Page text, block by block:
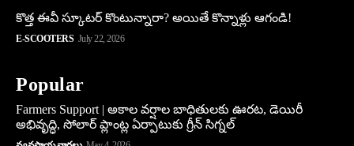
కొత్త ఈవీ స్కూట‌ర్ కొంటున్నారా? అయితే కొన్నాళ్లు ఆగండి!
E-SCOOTERS July 22, 2026
Popular
Farmers Support | అకాల వర్షాల బాధితులకు ఊరట, డెయిరీ
అభివృద్ధి, సోలార్ ప్లాంట్ల ఏర్పాటుకు గ్రీన్‌ సిగ్నల్